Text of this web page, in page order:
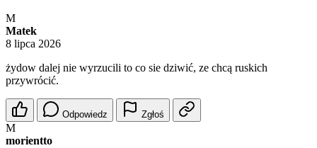
M
Matek
8 lipca 2026
żydow dalej nie wyrzucili to co sie dziwić, ze chcą ruskich
przywrócić.
Odpowiedz Zgłoś
M
morientto